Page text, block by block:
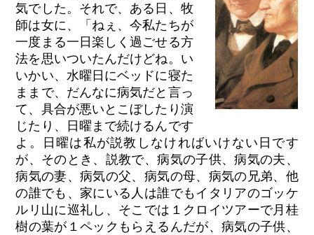
気でした。それで、ある日、牧
師は女に、「ねぇ、今私たちが
一度まる一日楽しく過ごせる方
法を思いついたんだけどね。い
いかい、水曜日にベッドに寝た
ままで、だんなに病気だと言っ
て、具合が悪いとこぼしたり演
じたり、日曜まで続けるんです
よ。日曜は私が説教しなければいけない日です
が、そのとき、説教で、病気の子供、病気の夫、
病気の妻、病気の父、病気の母、病気の兄弟、他
の誰でも、家にいる人は誰でもイタリアのゴッケ
ルリ山に巡礼し、そこでは１クロイツアーで月桂
樹の葉が１ペックもらえるんだが、病気の子供、